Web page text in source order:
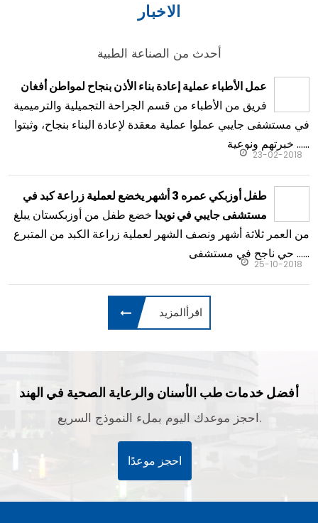
الاخبار
أحدث من الصناعة الطبية
عمل الأطباء عملية إعادة بناء الأذن بنجاح لمواطن أفغان
فريق من الأطباء من قسم الجراحة التجميلية والترميمية
في مستشفى جايبي عملوا عملية معقدة لإعادة البناء بنجاح، وثبتوا
خبرتهم ونوعية ......
23-02-2018
طفل أوزبكي عمره 3 أشهر يخضع لعملية زراعة كبد في
مستشفى جايبي في نويدا خضع طفل من أوزبكستان يبلغ
من العمر ثلاثة أشهر ونصف الشهر لعملية زراعة الكبد من المتبرع
حي ناجح في مستشفى ......
25-10-2018
اقرأالمزيد
أفضل خدمات طب الأسنان والرعاية الصحية في الهند
احجز موعدك اليوم بملء النموذج السريع.
احجز موعدًا